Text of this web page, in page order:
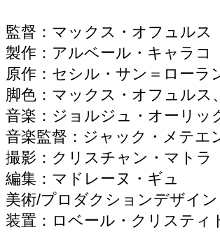
監督：マックス・オフュルス
製作：アルベール・キャラコ
原作：セシル・サン＝ローラ
脚色：マックス・オフュルス
音楽：ジョルジュ・オーリッ
音楽監督：ジャック・メテエ
撮影：クリスチャン・マトラ
編集：マドレーヌ・ギュ
美術/プロダクションデザイ
装置：ロベール・クリスティ